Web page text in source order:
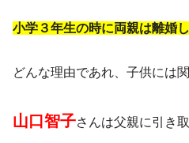
小学３年生の時に両親は離婚し
どんな理由であれ、子供には
山口智子さんは父親に引き取